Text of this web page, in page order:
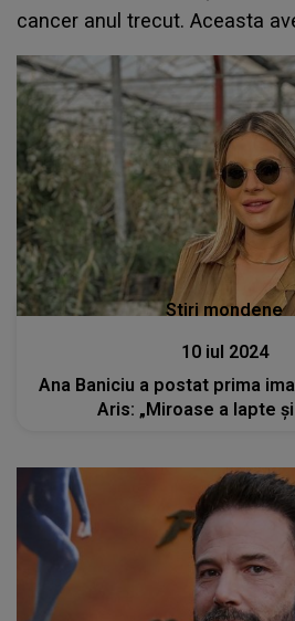
cancer anul trecut. Aceasta
Stiri mondene
10 iul 2024
Ana Baniciu a postat prima
Aris: „Miroase a lapte